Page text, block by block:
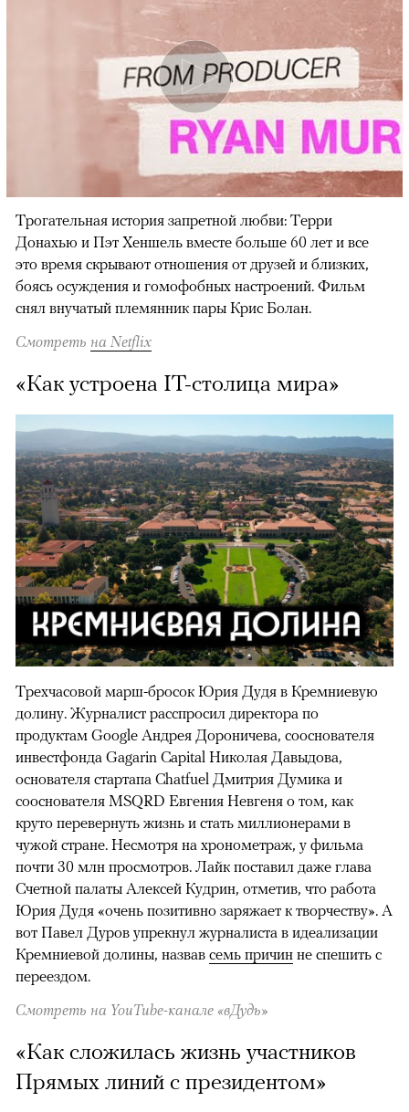
Трогательная история запретной любви: Терри
Донахью и Пэт Хеншель вместе больше 60 лет и все
это время скрывают отношения от друзей и близких,
боясь осуждения и гомофобных настроений. Фильм
снял внучатый племянник пары Крис Болан.
Смотреть на Netflix
«Как устроена IT-столица мира»
Трехчасовой марш-бросок Юрия Дудя в Кремниевую
долину. Журналист расспросил директора по
продуктам Google Андрея Дороничева, сооснователя
инвестфонда Gagarin Capital Николая Давыдова,
основателя стартапа Chatfuel Дмитрия Думика и
сооснователя MSQRD Евгения Невгеня о том, как
круто перевернуть жизнь и стать миллионерами в
чужой стране. Несмотря на хронометраж, у фильма
почти 30 млн просмотров. Лайк поставил даже глава
Счетной палаты Алексей Кудрин, отметив, что работа
Юрия Дудя «очень позитивно заряжает к творчеству». А
вот Павел Дуров упрекнул журналиста в идеализации
Кремниевой долины, назвав семь причин не спешить с
переездом.
Смотреть на YouTube-канале «вДудь»
«Как сложилась жизнь участников
Прямых линий с президентом»